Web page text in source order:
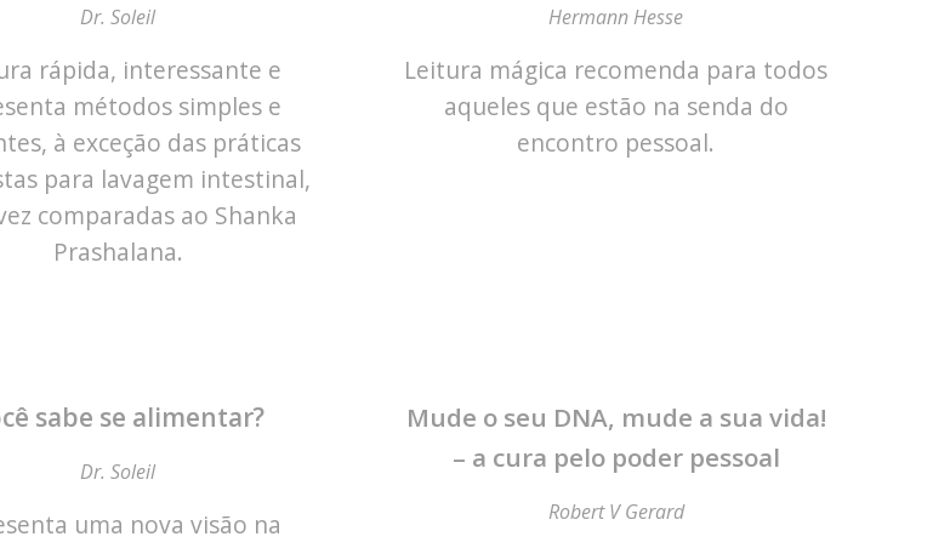
Dr. Soleil
rápida, interessante e
métodos simples e
à exceção das práticas
para lavagem intestinal,
comparadas ao Shanka
Prashalana.
Hermann Hesse
Leitura mágica recomenda para todos
aqueles que estão na senda do
encontro pessoal.
sabe se alimentar?
Dr. Soleil
uma nova visão na
Mude o seu DNA, mude a sua vida!
– a cura pelo poder pessoal
Robert V Gerard